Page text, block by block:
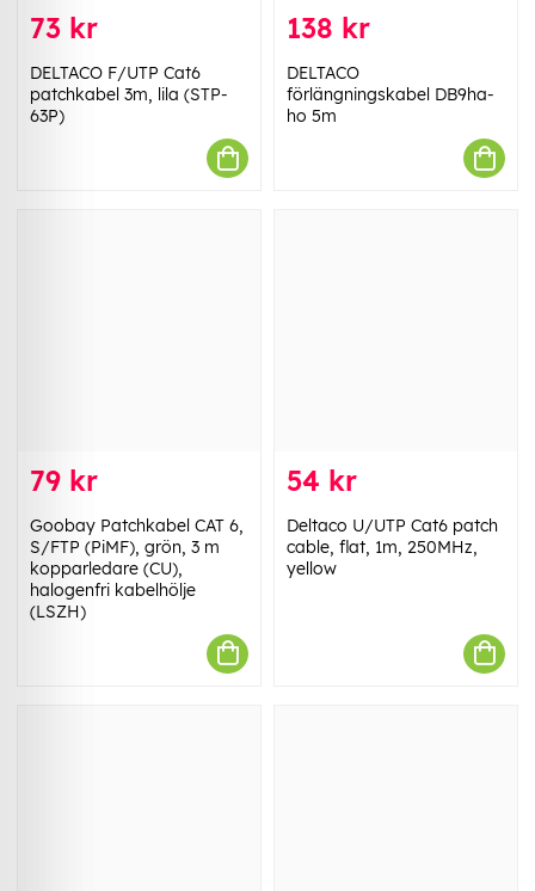
73 kr
DELTACO F/UTP Cat6
patchkabel 3m, lila (STP-
63P)
138 kr
DELTACO
förlängningskabel DB9ha-
ho 5m
79 kr
Goobay Patchkabel CAT 6,
S/FTP (PiMF), grön, 3 m
kopparledare (CU),
halogenfri kabelhölje
(LSZH)
54 kr
Deltaco U/UTP Cat6 patch
cable, flat, 1m, 250MHz,
yellow